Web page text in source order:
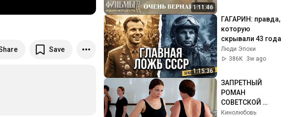
Save
1:11:46
1:15:36
ГАГАРИН: правда,
которую
скрывали 43 года
Люди Эпохи
386K
3w ago
ЗАПРЕТНЫЙ
РОМАН
СОВЕТСКОЙ
БАЛЕРИНЫ | Весь
Кинолюбовь